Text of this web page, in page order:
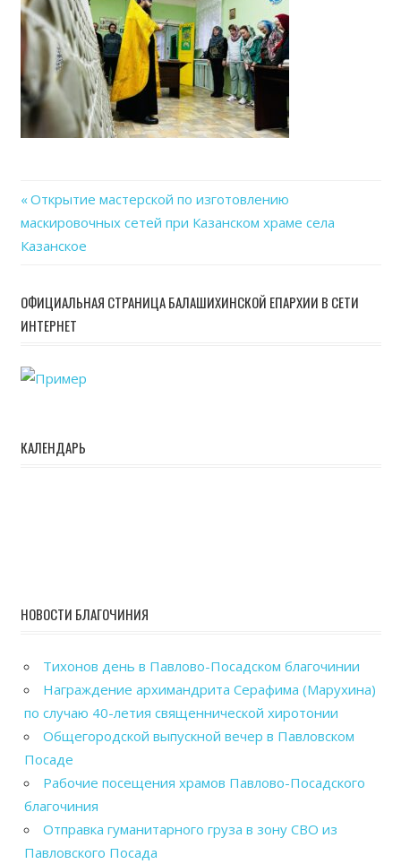
Навигация
по
записям
Previous
Post:
Открытие мастерской по изготовлению
маскировочных сетей при Казанском храме села
Казанское
ОФИЦИАЛЬНАЯ СТРАНИЦА БАЛАШИХИНСКОЙ ЕПАРХИИ В СЕТИ
ИНТЕРНЕТ
КАЛЕНДАРЬ
НОВОСТИ БЛАГОЧИНИЯ
Тихонов день в Павлово-Посадском благочинии
Награждение архимандрита Серафима (Марухина)
по случаю 40-летия священнической хиротонии
Общегородской выпускной вечер в Павловском
Посаде
Рабочие посещения храмов Павлово-Посадского
благочиния
Отправка гуманитарного груза в зону СВО из
Павловского Посада